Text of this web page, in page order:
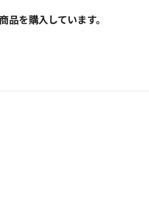
を購入しています。